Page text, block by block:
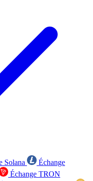
Solana
Échange
Échange TRON